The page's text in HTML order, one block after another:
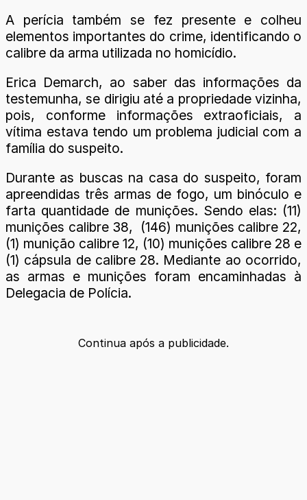
A perícia também se fez presente e colheu
elementos importantes do crime, identificando o
calibre da arma utilizada no homicídio.
Erica Demarch, ao saber das informações da
testemunha, se dirigiu até a propriedade vizinha,
pois, conforme informações extraoficiais, a
vítima estava tendo um problema judicial com a
família do suspeito.
Durante as buscas na casa do suspeito, foram
apreendidas três armas de fogo, um binóculo e
farta quantidade de munições. Sendo elas: (11)
munições calibre 38, (146) munições calibre 22,
(1) munição calibre 12, (10) munições calibre 28 e
(1) cápsula de calibre 28. Mediante ao ocorrido,
as armas e munições foram encaminhadas à
Delegacia de Polícia.
Continua após a publicidade.